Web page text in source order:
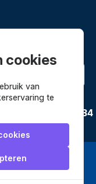
bijWebwinkel
3634
van
cookies
van
te